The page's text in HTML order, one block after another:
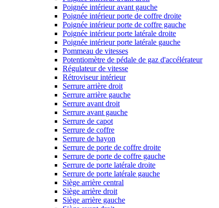
Poignée intérieur avant gauche
Poignée intérieur porte de coffre droite
Poignée intérieur porte de coffre gauche
Poignée intérieur porte latérale droite
Poignée intérieur porte latérale gauche
Pommeau de vitesses
Potentiomètre de pédale de gaz d'accélérateur
Régulateur de vitesse
Rétroviseur intérieur
Serrure arrière droit
Serrure arrière gauche
Serrure avant droit
Serrure avant gauche
Serrure de capot
Serrure de coffre
Serrure de hayon
Serrure de porte de coffre droite
Serrure de porte de coffre gauche
Serrure de porte latérale droite
Serrure de porte latérale gauche
Siège arrière central
Siège arrière droit
Siège arrière gauche